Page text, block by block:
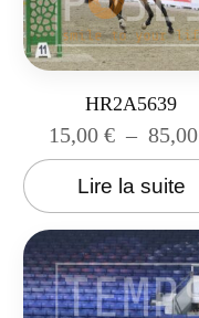
HR2A5639
15,00 € – 85,00
Lire la suite